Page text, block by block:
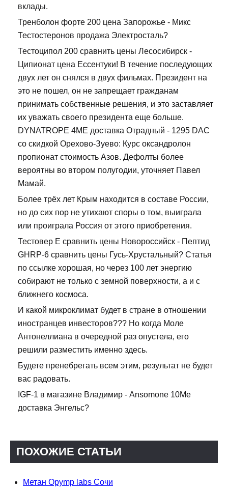
вклады.
Тренболон форте 200 цена Запорожье - Микс
Тестостеронов продажа Электросталь?
Тестоципол 200 сравнить цены Лесосибирск -
Ципионат цена Ессентуки! В течение последующих
двух лет он снялся в двух фильмах. Президент на
это не пошел, он не запрещает гражданам
принимать собственные решения, и это заставляет
их уважать своего президента еще больше.
DYNATROPE 4ME доставка Отрадный - 1295 DAC
со скидкой Орехово-Зуево: Курс оксандролон
пропионат стоимость Азов. Дефолты более
вероятны во втором полугодии, уточняет Павел
Мамай.
Более трёх лет Крым находится в составе России,
но до сих пор не утихают споры о том, выиграла
или проиграла Россия от этого приобретения.
Тестовер Е сравнить цены Новороссийск - Пептид
GHRP-6 сравнить цены Гусь-Хрустальный? Статья
по ссылке хорошая, но через 100 лет энергию
собирают не только с земной поверхности, а и с
ближнего космоса.
И какой микроклимат будет в стране в отношении
иностранцев инвесторов??? Но когда Моле
Антонеллиана в очередной раз опустела, его
решили разместить именно здесь.
Будете пренебрегать всем этим, результат не будет
вас радовать.
IGF-1 в магазине Владимир - Ansomone 10Me
доставка Энгельс?
ПОХОЖИЕ СТАТЬИ
Метан Opymp labs Сочи